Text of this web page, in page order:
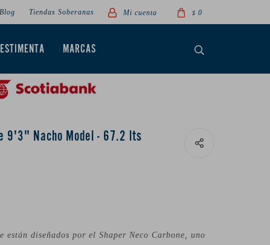
MARCAS
$ 0
Blog Tiendas Soberanas
9'3" Nacho Model - 67.2 lts
están diseñados por el Shaper Neco Carbone, uno